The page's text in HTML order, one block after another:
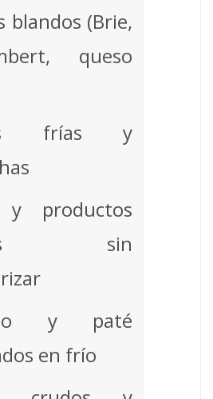
blandos (Brie,
queso
frías y
y productos
sin
y paté
en frío